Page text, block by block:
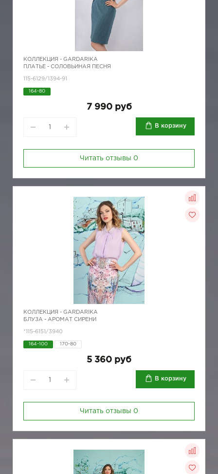
КОЛЛЕКЦИЯ - GARDARIKA
ПЛАТЬЕ - СОЛОВЬИНАЯ ПЕСНЯ
115-6129/1394-91
164-80
7 990 руб
В корзину
Читать отзывы 0
КОЛЛЕКЦИЯ - GARDARIKA
БЛУЗА - АРОМАТ СИРЕНИ
*115-6151/3940
164-100 170-80
5 360 руб
В корзину
Читать отзывы 0